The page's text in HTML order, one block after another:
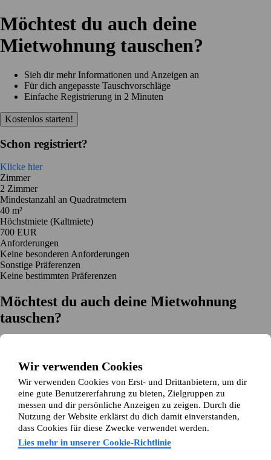
Wir verwenden Cookies
Wir verwenden Cookies von Erst- und Drittanbietern, um dir
eine gute Benutzererfahrung zu bieten, Zielgruppen zu
messen und dir persönliche Anzeigen zu zeigen. Durch die
Nutzung der Website erklärst du dich damit einverstanden,
dass Cookies für diese Zwecke verwendet werden.
Lies mehr in unserer Cookie-Richtlinie
Möchtest du auch deine
Mietwohnung tauschen?
Sieh dir mehr Informationen und Anzeigen an
Für dich angepasste Tauschvorschläge
Einfache Registrierung in 2 Minuten
Kostenlos starten!
Schon registriert?
Klicke hier
Zimmer
2 Zimmer
Mindestanzahl an Quadratmetern
40 m²
Höchstmiete (Kaltmiete)
700 EUR
Anforderungen
Keine besonderen Anforderungen
Sonstige Präferenzen
Keine bestimmten Präferenzen
Möchtest du auch deine Mietwohnung
tauschen?
Einfache Registrierung in 2 Minuten
Jetzt gratis loslegen
Loslegen
Jetzt gratis loslegen Anzeigen suchenAnmelden
Mehr lesen
Neuigkeiten und Tipps
Über Wohnungsswap.de